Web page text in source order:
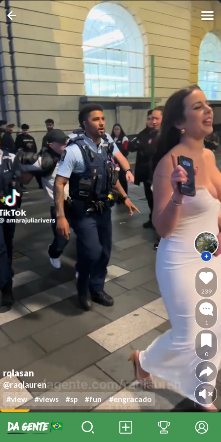
rqlasan
@raqlauren
#view #views #sp #fun #engracado
239
1
0